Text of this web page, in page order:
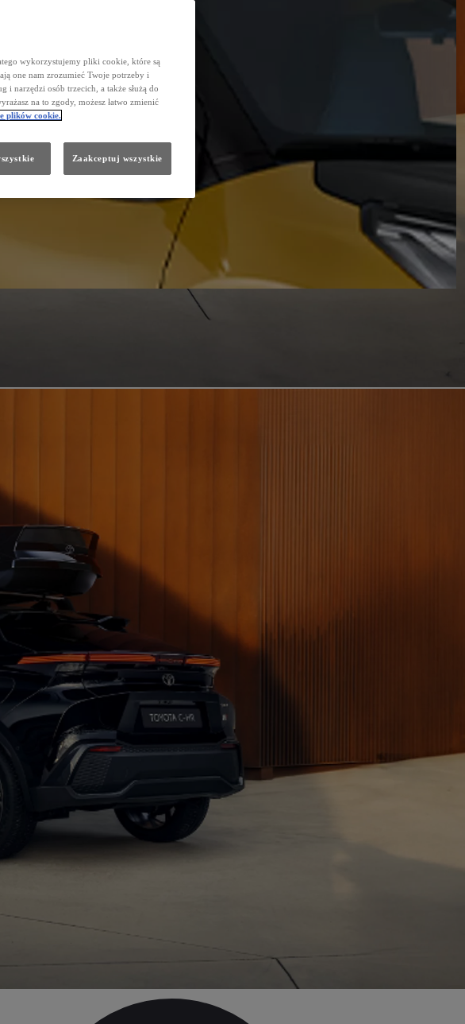
wykorzystujemy pliki cookie, które są
one nam zrozumieć Twoje potrzeby i
i narzędzi osób trzecich, a także służą do
na to zgody, możesz łatwo zmienić
plików cookie.
Zaakceptuj wszystkie